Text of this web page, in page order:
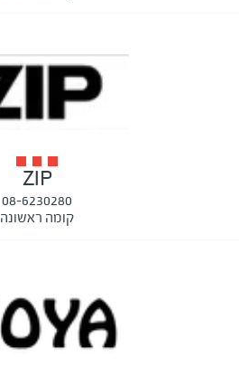
ZIP
08-6230280
קומה ראשונה